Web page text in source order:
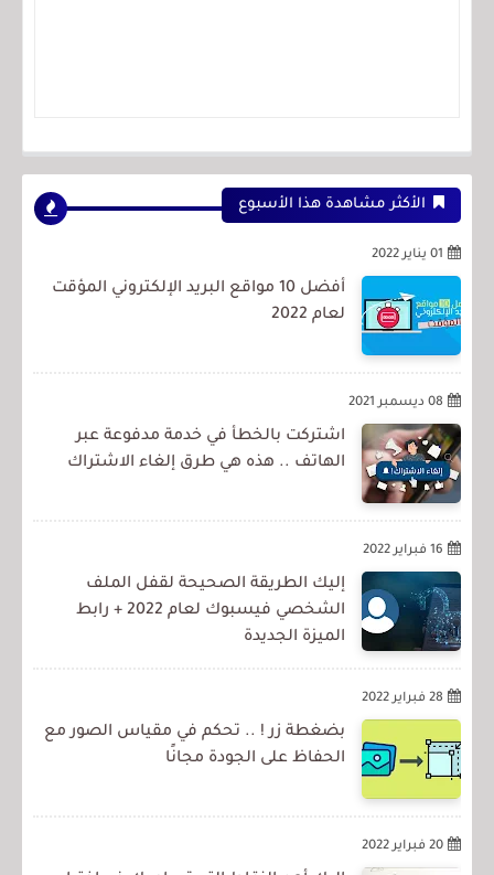
الأكثر مشاهدة هذا الأسبوع
01 يناير 2022
أفضل 10 مواقع البريد الإلكتروني المؤقت
لعام 2022
08 ديسمبر 2021
اشتركت بالخطأ في خدمة مدفوعة عبر
الهاتف .. هذه هي طرق إلغاء الاشتراك
16 فبراير 2022
إليك الطريقة الصحيحة لقفل الملف
الشخصي فيسبوك لعام 2022 + رابط
الميزة الجديدة
28 فبراير 2022
بضغطة زر ! .. تحكم في مقياس الصور مع
الحفاظ على الجودة مجانًا
20 فبراير 2022